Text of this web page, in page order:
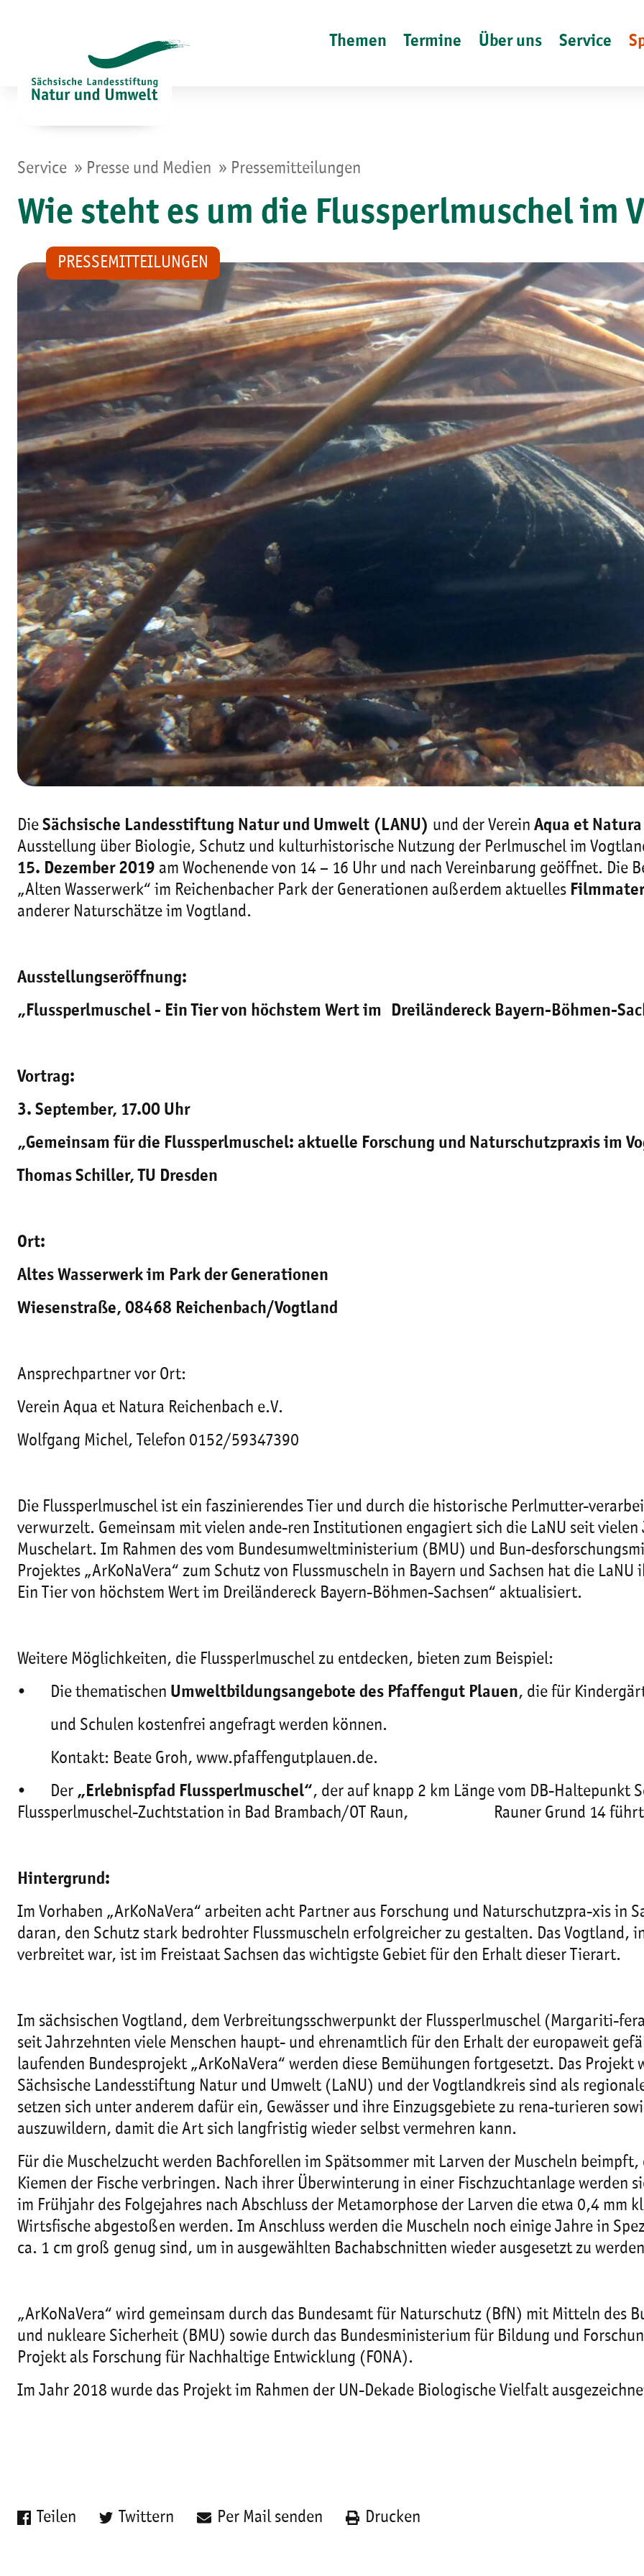
Themen Termine Über uns Service
Service » Presse und Medien » Pressemitteilungen
Wie steht es um die Flussperlmuschel im
PRESSEMITTEILUNGEN
Die Sächsische Landesstiftung Natur und Umwelt (LANU) und der Verein Aqua et
Ausstellung über Biologie, Schutz und kulturhistorische Nutzung der Perlmuschel im
15. Dezember 2019 am Wochenende von 14 – 16 Uhr und nach Vereinbarung geöffnet. Die
„Alten Wasserwerk“ im Reichenbacher Park der Generationen außerdem aktuelles
anderer Naturschätze im Vogtland.
Ausstellungseröffnung:
„Flussperlmuschel - Ein Tier von höchstem Wert im Dreiländereck Bayern-Böhmen-
Vortrag:
3. September, 17.00 Uhr
„Gemeinsam für die Flussperlmuschel: aktuelle Forschung und Naturschutzpraxis im
Thomas Schiller, TU Dresden
Ort:
Altes Wasserwerk im Park der Generationen
Wiesenstraße, 08468 Reichenbach/Vogtland
Ansprechpartner vor Ort:
Verein Aqua et Natura Reichenbach e.V.
Wolfgang Michel, Telefon 0152/59347390
Die Flussperlmuschel ist ein faszinierendes Tier und durch die historische Perlmutter-
verwurzelt. Gemeinsam mit vielen ande-ren Institutionen engagiert sich die LaNU seit
Muschelart. Im Rahmen des vom Bundesumweltministerium (BMU) und Bun-
Projektes „ArKoNaVera“ zum Schutz von Flussmuscheln in Bayern und Sachsen hat die
Ein Tier von höchstem Wert im Dreiländereck Bayern-Böhmen-Sachsen“ aktualisiert.
Weitere Möglichkeiten, die Flussperlmuschel zu entdecken, bieten zum Beispiel:
• Die thematischen Umweltbildungsangebote des Pfaffengut Plauen, die für
und Schulen kostenfrei angefragt werden können.
Kontakt: Beate Groh, www.pfaffengutplauen.de.
• Der „Erlebnispfad Flussperlmuschel“, der auf knapp 2 km Länge vom DB-
Flussperlmuschel-Zuchtstation in Bad Brambach/OT Raun, Rauner Grund 14
Hintergrund:
Im Vorhaben „ArKoNaVera“ arbeiten acht Partner aus Forschung und Naturschutzpra-xis in
daran, den Schutz stark bedrohter Flussmuscheln erfolgreicher zu gestalten. Das Vogtland,
verbreitet war, ist im Freistaat Sachsen das wichtigste Gebiet für den Erhalt dieser Tierart.
Im sächsischen Vogtland, dem Verbreitungsschwerpunkt der Flussperlmuschel (Margariti-
seit Jahrzehnten viele Menschen haupt- und ehrenamtlich für den Erhalt der europaweit
laufenden Bundesprojekt „ArKoNaVera“ werden diese Bemühungen fortgesetzt. Das
Sächsische Landesstiftung Natur und Umwelt (LaNU) und der Vogtlandkreis sind als
setzen sich unter anderem dafür ein, Gewässer und ihre Einzugsgebiete zu rena-turieren
auszuwildern, damit die Art sich langfristig wieder selbst vermehren kann.
Für die Muschelzucht werden Bachforellen im Spätsommer mit Larven der Muscheln
Kiemen der Fische verbringen. Nach ihrer Überwinterung in einer Fischzuchtanlage werden
im Frühjahr des Folgejahres nach Abschluss der Metamorphose der Larven die etwa 0,4 mm
Wirtsfische abgestoßen werden. Im Anschluss werden die Muscheln noch einige Jahre in
ca. 1 cm groß genug sind, um in ausgewählten Bachabschnitten wieder ausgesetzt zu
„ArKoNaVera“ wird gemeinsam durch das Bundesamt für Naturschutz (BfN) mit Mitteln des
und nukleare Sicherheit (BMU) sowie durch das Bundesministerium für Bildung und
Projekt als Forschung für Nachhaltige Entwicklung (FONA).
Im Jahr 2018 wurde das Projekt im Rahmen der UN-Dekade Biologische Vielfalt
Teilen Twittern Per Mail senden Drucken